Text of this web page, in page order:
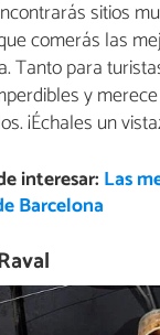
sitios
comerás las
Tanto para
y
¡Échales un
interesar: Las
Barcelona